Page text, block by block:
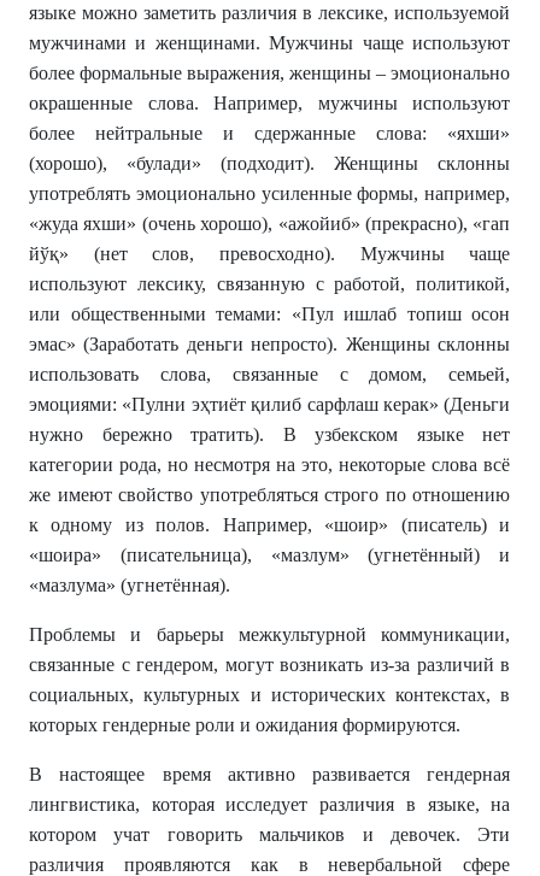
языке можно заметить различия в лексике, используемой
мужчинами и женщинами. Мужчины чаще используют
более формальные выражения, женщины – эмоционально
окрашенные слова. Например, мужчины используют
более нейтральные и сдержанные слова: «яхши»
(хорошо), «булади» (подходит). Женщины склонны
употреблять эмоционально усиленные формы, например,
«жуда яхши» (очень хорошо), «ажойиб» (прекрасно), «гап
йўқ» (нет слов, превосходно). Мужчины чаще
используют лексику, связанную с работой, политикой,
или общественными темами: «Пул ишлаб топиш осон
эмас» (Заработать деньги непросто). Женщины склонны
использовать слова, связанные с домом, семьей,
эмоциями: «Пулни эҳтиёт қилиб сарфлаш керак» (Деньги
нужно бережно тратить). В узбекском языке нет
категории рода, но несмотря на это, некоторые слова всё
же имеют свойство употребляться строго по отношению
к одному из полов. Например, «шоир» (писатель) и
«шоира» (писательница), «мазлум» (угнетённый) и
«мазлума» (угнетённая).
Проблемы и барьеры межкультурной коммуникации,
связанные с гендером, могут возникать из-за различий в
социальных, культурных и исторических контекстах, в
которых гендерные роли и ожидания формируются.
В настоящее время активно развивается гендерная
лингвистика, которая исследует различия в языке, на
котором учат говорить мальчиков и девочек. Эти
различия проявляются как в невербальной сфере